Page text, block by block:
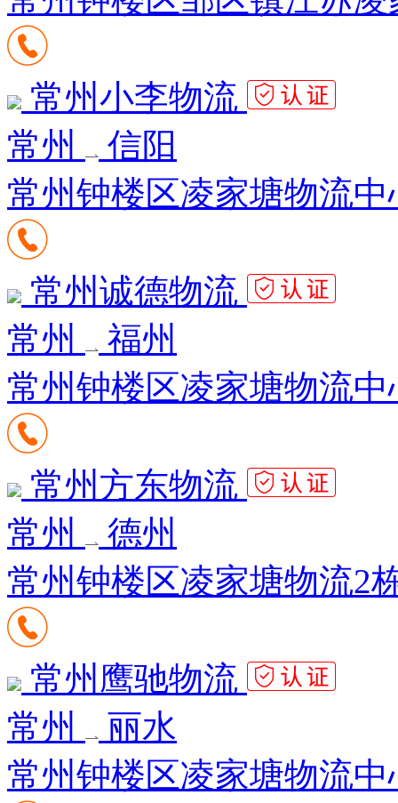
常州小李物流
常州
信阳
常州钟楼区凌家塘物流中
常州诚德物流
常州
福州
常州钟楼区凌家塘物流中
常州方东物流
常州
德州
常州钟楼区凌家塘物流2
常州鹰驰物流
常州
丽水
常州钟楼区凌家塘物流中